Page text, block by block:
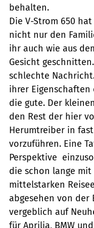
behalten.
Die V-Strom 650
nicht nur den
ihr auch wie aus
Gesicht geschnitten.
schlechte
ihrer Eigenschaften
die gute. Der
den Rest der hier
Herumtreiber in
vorzuführen. Eine
Perspektive 
die schon lange
mittelstarken
abgesehen von der
vergeblich auf
für Aprilia, BMW